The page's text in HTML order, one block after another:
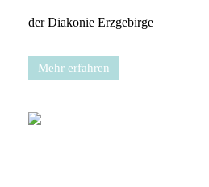
der Diakonie Erzgebirge
Mehr erfahren